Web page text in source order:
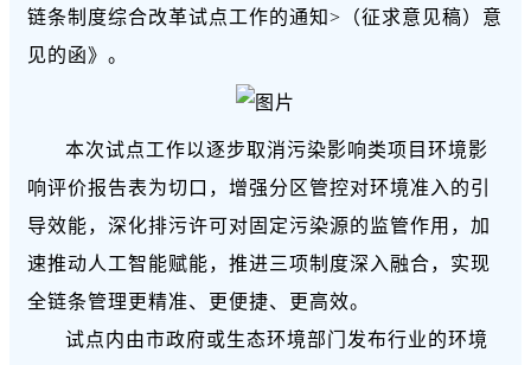
链条制度综合改革试点工作的通知>（征求意见稿）意
见的函》。
本次试点工作以逐步取消污染影响类项目环境影
响评价报告表为切口，增强分区管控对环境准入的引
导效能，深化排污许可对固定污染源的监管作用，加
速推动人工智能赋能，推进三项制度深入融合，实现
全链条管理更精准、更便捷、更高效。
试点内由市政府或生态环境部门发布行业的环境